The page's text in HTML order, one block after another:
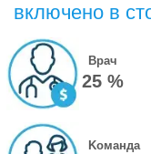
включено в
Врач
25 %
Kоманда